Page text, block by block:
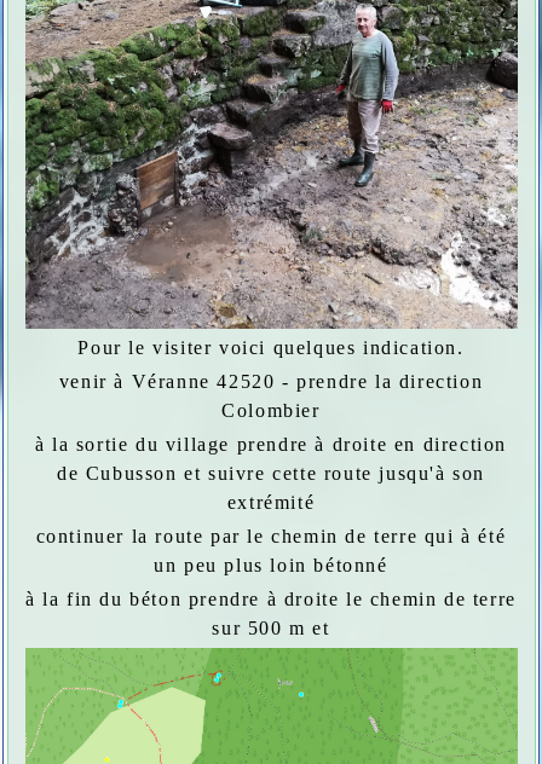
Pour le visiter voici quelques indication.
venir à Véranne 42520 - prendre la direction
Colombier
à la sortie du village prendre à droite en direction
de Cubusson et suivre cette route jusqu'à son
extrémité
continuer la route par le chemin de terre qui à été
un peu plus loin bétonné
à la fin du béton prendre à droite le chemin de terre
sur 500 m et